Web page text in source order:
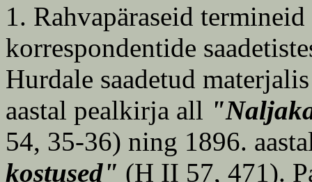
1. Rahvapäraseid
korrespondentide
Hurdale saadetud
aastal pealkirja all
54, 35-36) ning 1896.
kostused" (H II 57, 471).